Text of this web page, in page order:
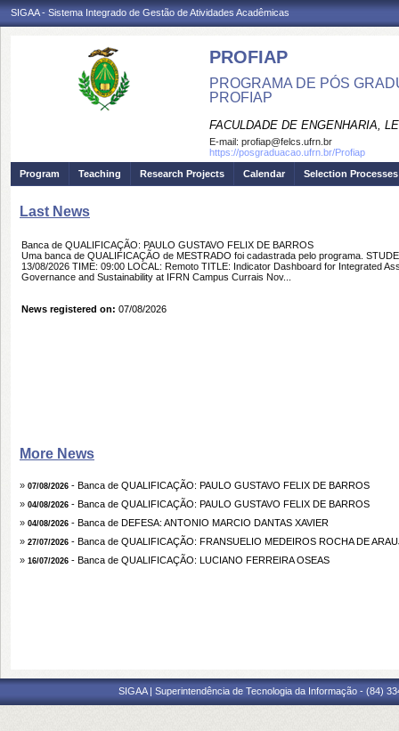
SIGAA - Sistema Integrado de Gestão de Atividades Acadêmicas
PROFIAP
PROGRAMA DE PÓS
PROFIAP
FACULDADE DE ENGENHARIA,
E-mail: profiap@felcs.ufrn.br
https://posgraduacao.ufrn.br/Profiap
Program
Teaching Research Projects Calendar Selection Processes
Last News
Banca de QUALIFICAÇÃO: PAULO GUSTAVO FELIX DE BARROS
Uma banca de QUALIFICAÇÃO de MESTRADO foi cadastrada pelo programa.
13/08/2026 TIME: 09:00 LOCAL: Remoto TITLE: Indicator Dashboard for Integrated
Governance and Sustainability at IFRN Campus Currais Nov...
News registered on: 07/08/2026
More News
» 07/08/2026 - Banca de QUALIFICAÇÃO: PAULO GUSTAVO FELIX DE BARROS
» 04/08/2026 - Banca de QUALIFICAÇÃO: PAULO GUSTAVO FELIX DE BARROS
» 04/08/2026 - Banca de DEFESA: ANTONIO MARCIO DANTAS XAVIER
» 27/07/2026 - Banca de QUALIFICAÇÃO: FRANSUELIO MEDEIROS ROCHA DE
» 16/07/2026 - Banca de QUALIFICAÇÃO: LUCIANO FERREIRA OSEAS
SIGAA | Superintendência de Tecnologia da Informação - (84)